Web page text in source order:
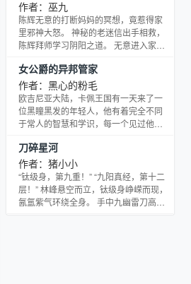
作者：巫九
陈辉无意的打断妈妈的冥想，竟惹得家
里邪神大怒。 神秘的老迷信出手相救，
陈辉拜师学习阴阳之道。 无意进入家族
岁！ 缢鬼、溺鬼、伥鬼……这是一个关
于中国百鬼的故事。 一个现代阴阳先生
的抓鬼史。 【本书含带一些风水邪术，
请勿模仿。】 书友群：223626313 （进
群请改马甲）
女公爵的异邦管家
作者：黑心的粉毛
欧吉尼亚大陆，卡佩王国有一天来了一
位黑瞳黑发的年轻人，他有着完全不同
于常人的智慧和学识，每一个见过他的
他也不负众望，建立了为后世所崇拜仰
望的耀眼功绩…… “其实我是一个讲科学
的人，当然魔法这类东西嘛……也可以
有的，我不介意。”好吧，他其实是个穿
越者，只有穿越者才会在这片魔法的大
刀碎星河
作者：猪小小
“钛级身，第九重！” “九阳真经，第十二
层！” 林峰悬空而立，钛级身峥嵘而现，
氤氲紫气环绕全身。 手中九幽雷刀高